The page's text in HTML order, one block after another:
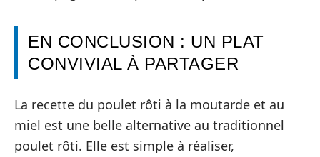
EN CONCLUSION : UN PLAT
CONVIVIAL À PARTAGER
La recette du poulet rôti à la moutarde et au
miel est une belle alternative au traditionnel
poulet rôti. Elle est simple à réaliser,